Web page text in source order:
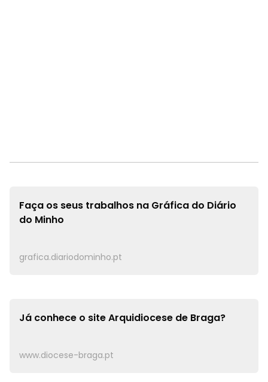
Faça os seus trabalhos na Gráfica do Diário
do Minho
grafica.diariodominho.pt
Já conhece o siteArquidiocese de Braga?
www.diocese-braga.pt